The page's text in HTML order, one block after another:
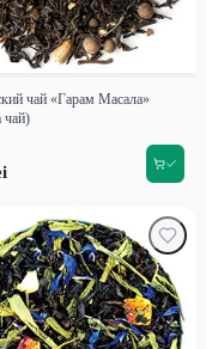
чай «Гарам Масала»
чай)